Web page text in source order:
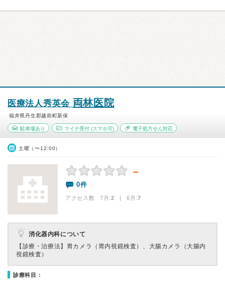
医療法人秀英会 両林医院
福井県丹生郡越前町新保
駐車場あり マイナ受付(スマホ可) 電子処方せん対応
土曜（〜12:00）
－
0件
アクセス数 7月:2 | 6月:7
消化器内科について
【診療・治療法】 胃カメラ（胃内視鏡検査）、大腸カメラ（大腸内
視鏡検査）
診療科目：